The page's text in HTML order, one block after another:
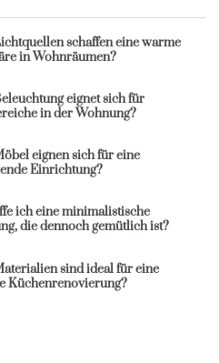
schaffen eine warme
in Wohnräumen?
eignet sich für
in der Wohnung?
eignen sich für eine
Einrichtung?
ich eine minimalistische
die dennoch gemütlich ist?
sind ideal für eine
Küchenrenovierung?